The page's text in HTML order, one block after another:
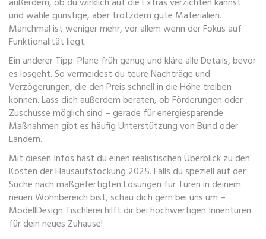
und wähle günstige, aber trotzdem gute Materialien.
Manchmal ist weniger mehr, vor allem wenn der Fokus auf
Funktionalität liegt.
Ein anderer Tipp: Plane früh genug und kläre alle Details, bevor
es losgeht. So vermeidest du teure Nachträge und
Verzögerungen, die den Preis schnell in die Höhe treiben
können. Lass dich außerdem beraten, ob Förderungen oder
Zuschüsse möglich sind – gerade für energiesparende
Maßnahmen gibt es häufig Unterstützung von Bund oder
Ländern.
Mit diesen Infos hast du einen realistischen Überblick zu den
Kosten der Hausaufstockung 2025. Falls du speziell auf der
Suche nach maßgefertigten Lösungen für Türen in deinem
neuen Wohnbereich bist, schau dich gern bei uns um –
ModellDesign Tischlerei hilft dir bei hochwertigen Innentüren
für dein neues Zuhause!